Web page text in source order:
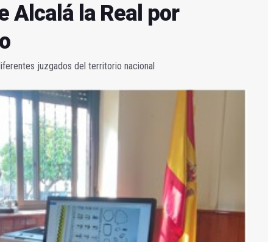
Alcalá la Real por
juzgados del territorio nacional